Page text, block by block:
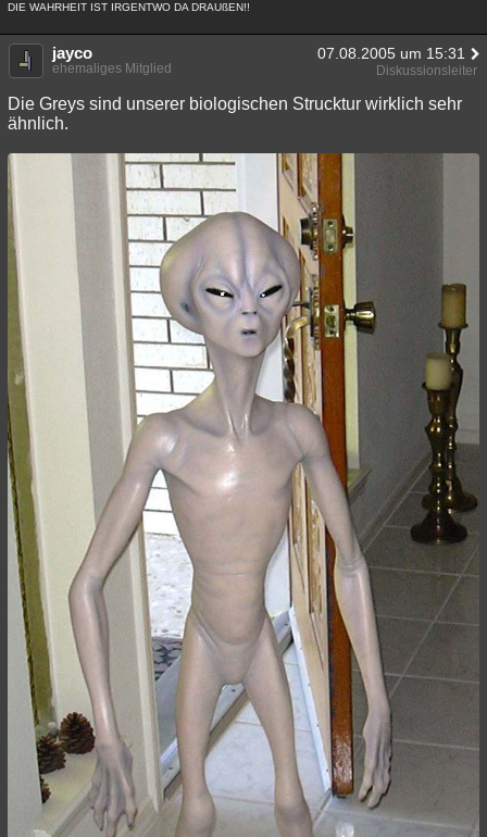
DIE WAHRHEIT IST IRGENTWO DA DRAUßEN!!
jayco 07.08.2005 um 15:31
ehemaliges Mitglied Diskussionsleiter
Die Greys sind unserer biologischen Strucktur wirklich sehr
ähnlich.